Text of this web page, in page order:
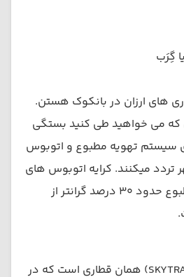
گِرَب
های ارزان در بانکوک هستن.
که می خواهید طی کنید بستگی
سیستم تهویه مطبوع و اتوبوس
میکنند. کرایه اتوبوس های
دارای سیستم تهویه مطبوع حدود 30 درصد گرانتر از
اسکای ترن (SKYTRAIN OR BTS) همان قطاری است که در